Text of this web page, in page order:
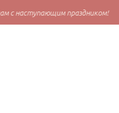
с наступающим праздником!